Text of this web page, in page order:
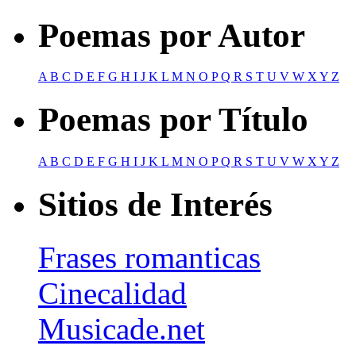
Poemas por Autor
AB C D E F G H I J K L M N O PQ R S T U V W XY Z
Poemas por Título
A B C D E F G H I J K L M N O PQ R S T U V W X Y Z
Sitios de Interés
Frases romanticas
Cinecalidad
Musicade.net